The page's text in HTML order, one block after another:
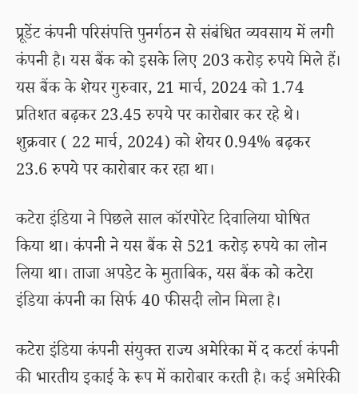
प्रूडेंट कंपनी परिसंपत्ति पुनर्गठन से संबंधित व्यवसाय में लगी
कंपनी है। यस बैंक को इसके लिए 203 करोड़ रुपये मिले हैं।
यस बैंक के शेयर गुरुवार, 21 मार्च, 2024 को 1.74
प्रतिशत बढ़कर 23.45 रुपये पर कारोबार कर रहे थे।
शुक्रवार ( 22 मार्च, 2024) को शेयर 0.94% बढ़कर
23.6 रुपये पर कारोबार कर रहा था।
कटेरा इंडिया ने पिछले साल कॉरपोरेट दिवालिया घोषित
किया था। कंपनी ने यस बैंक से 521 करोड़ रुपये का लोन
लिया था। ताजा अपडेट के मुताबिक, यस बैंक को कटेरा
इंडिया कंपनी का सिर्फ 40 फीसदी लोन मिला है।
कटेरा इंडिया कंपनी संयुक्त राज्य अमेरिका में द कटर्रा कंपनी
की भारतीय इकाई के रूप में कारोबार करती है। कई अमेरिकी